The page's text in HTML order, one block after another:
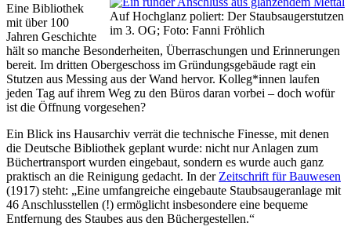
Auf Hochglanz poliert: Der Staubsaugerstutzen
im 3. OG; Foto: Fanni Fröhlich
Eine Bibliothek
mit über 100
Jahren Geschichte
hält so manche Besonderheiten, Überraschungen und Erinnerungen
bereit. Im dritten Obergeschoss im Gründungsgebäude ragt ein
Stutzen aus Messing aus der Wand hervor. Kolleg*innen laufen
jeden Tag auf ihrem Weg zu den Büros daran vorbei – doch wofür
ist die Öffnung vorgesehen?
Ein Blick ins Hausarchiv verrät die technische Finesse, mit denen
die Deutsche Bibliothek geplant wurde: nicht nur Anlagen zum
Büchertransport wurden eingebaut, sondern es wurde auch ganz
praktisch an die Reinigung gedacht. In der Zeitschrift für Bauwesen
(1917) steht: „Eine umfangreiche eingebaute Staubsaugeranlage mit
46 Anschlusstellen (!) ermöglicht insbesondere eine bequeme
Entfernung des Staubes aus den Büchergestellen.“